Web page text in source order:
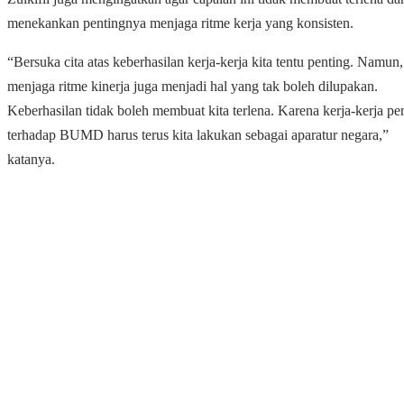
menekankan pentingnya menjaga ritme kerja yang konsisten.
“Bersuka cita atas keberhasilan kerja-kerja kita tentu penting. Namun,
menjaga ritme kinerja juga menjadi hal yang tak boleh dilupakan.
Keberhasilan tidak boleh membuat kita terlena. Karena kerja-kerja
terhadap BUMD harus terus kita lakukan sebagai aparatur negara,”
katanya.